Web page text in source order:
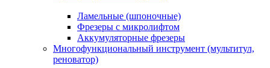
Ламельные (шпоночные)
Фрезеры с микролифтом
Аккумуляторные фрезеры
Многофункциональный инструмент (мультитул,
реноватор)